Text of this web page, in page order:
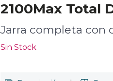
2100Max Total
Jarra completa con
Sin Stock